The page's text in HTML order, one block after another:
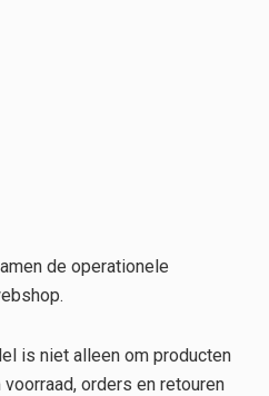
de operationele
is niet alleen om producten
orders en retouren